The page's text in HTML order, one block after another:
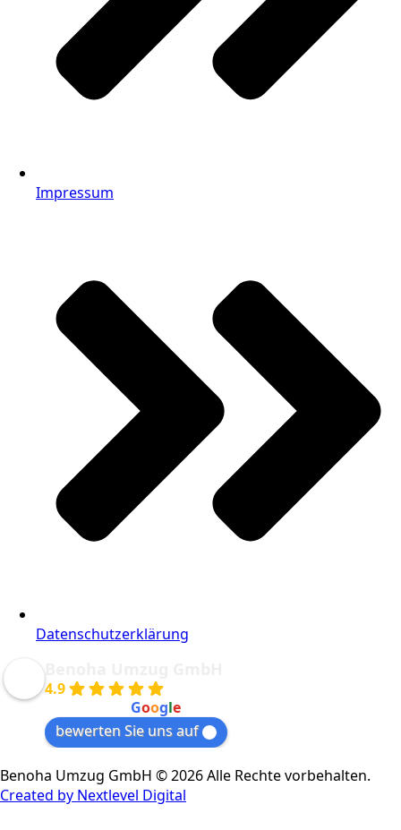
Impressum
Datenschutzerklärung
4.9
Google
bewerten Sie uns auf
Benoha Umzug GmbH © 2026 Alle Rechte vorbehalten.
Created by Nextlevel Digital